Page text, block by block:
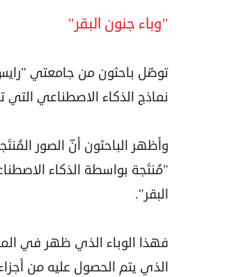
"وباء جنون البقر"
توصّل باحثون من جامعتي
نماذج الذكاء الاصطناعي
وأظهر الباحثون أنّ الصور
"مُنتَجة بواسطة الذكاء
البقر".
فهذا الوباء الذي ظهر في
الذي يتم الحصول عليه من